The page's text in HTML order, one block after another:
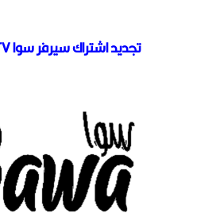
تجديد اشتراك سيرفر سوا Sawa IPTV